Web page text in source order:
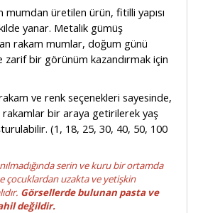
üretilen ürün, fitilli yapısı
yanar. Metalik gümüş
rakam mumlar, doğum günü
zarif bir görünüm kazandırmak için
ve renk seçenekleri sayesinde,
rakamlar bir araya getirilerek yaş
(1, 18, 25, 30, 40, 50, 100
serin ve kuru bir ortamda
çocuklardan uzakta ve yetişkin
Görsellerde bulunan pasta ve
değildir.